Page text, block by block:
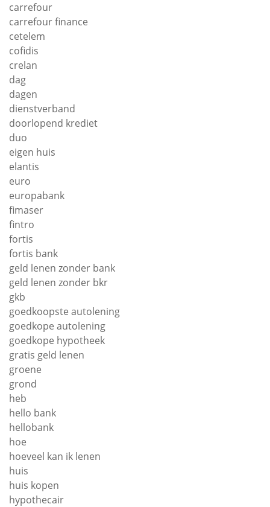
carrefour
carrefour finance
cetelem
cofidis
crelan
dag
dagen
dienstverband
doorlopend krediet
duo
eigen huis
elantis
euro
europabank
fimaser
fintro
fortis
fortis bank
geld lenen zonder bank
geld lenen zonder bkr
gkb
goedkoopste autolening
goedkope autolening
goedkope hypotheek
gratis geld lenen
groene
grond
heb
hello bank
hellobank
hoe
hoeveel kan ik lenen
huis
huis kopen
hypothecair